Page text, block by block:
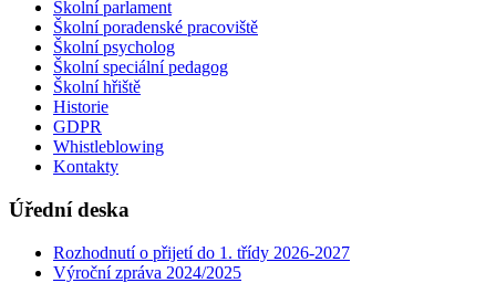
Školní parlament
Školní poradenské pracoviště
Školní psycholog
Školní speciální pedagog
Školní hřiště
Historie
GDPR
Whistleblowing
Kontakty
Úřední deska
Rozhodnutí o přijetí do 1. třídy 2026-2027
Výroční zpráva 2024/2025